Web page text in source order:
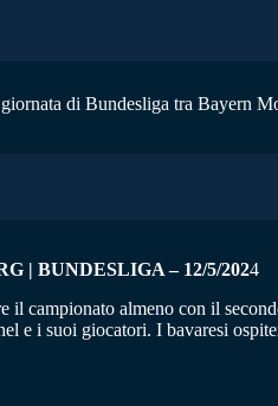
di Bundesliga tra Bayern
| BUNDESLIGA – 12/5/2024
campionato almeno con il
e i suoi giocatori. I bavaresi